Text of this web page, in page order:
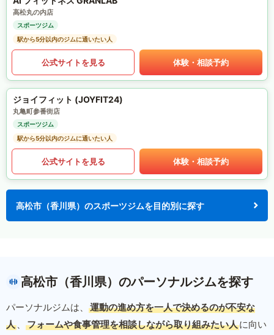
高松丸の内店
スポーツジム
駅から5分以内のジムに通いたい人
公式サイトを見る 体験・相談予約
ジョイフィット (JOYFIT24)
丸亀町参番街店
スポーツジム
駅から5分以内のジムに通いたい人
公式サイトを見る 体験・相談予約
高松市（香川県）のスポーツジムを目的別に探す
高松市（香川県）のパーソナルジムを探す
パーソナルジムは、
運動の進め方を一人で決めるのが不安な
人 、 フォームや食事管理を相談しながら取り組みたい人に向い